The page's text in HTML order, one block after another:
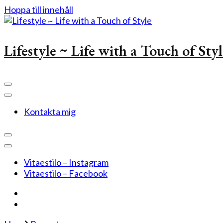
Hoppa till innehåll
Lifestyle ~ Life with a Touch of
Kontakta mig
Vitaestilo – Instagram
Vitaestilo – Facebook